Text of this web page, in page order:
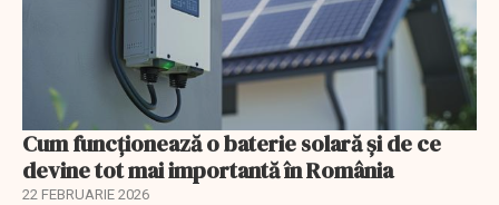
Cum funcționează o baterie solară și de ce
devine tot mai importantă în România
22 FEBRUARIE 2026